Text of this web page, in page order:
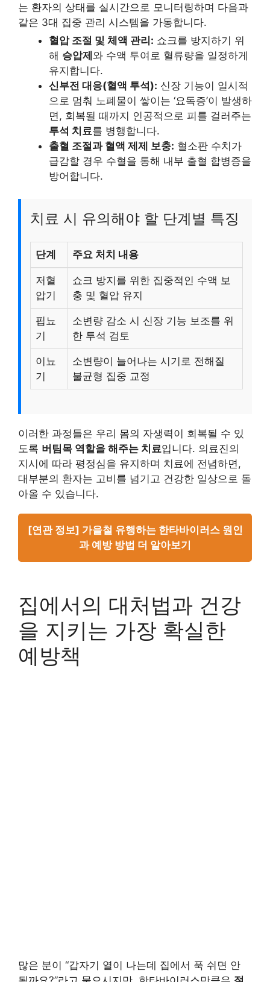
는 환자의 상태를 실시간으로 모니터링하며 다음과
같은 3대 집중 관리 시스템을 가동합니다.
혈압 조절 및 체액 관리: 쇼크를 방지하기 위
해 승압제와 수액 투여로 혈류량을 일정하게
유지합니다.
신부전 대응(혈액 투석): 신장 기능이 일시적
으로 멈춰 노폐물이 쌓이는 ‘요독증’이 발생하
면, 회복될 때까지 인공적으로 피를 걸러주는
투석 치료를 병행합니다.
출혈 조절과 혈액 제제 보충: 혈소판 수치가
급감할 경우 수혈을 통해 내부 출혈 합병증을
방어합니다.
치료 시 유의해야 할 단계별 특징
단계 주요 처치 내용
저혈
압기
쇼크 방지를 위한 집중적인 수액 보
충 및 혈압 유지
핍뇨
기
소변량 감소 시 신장 기능 보조를 위
한 투석 검토
이뇨
기
소변량이 늘어나는 시기로 전해질
불균형 집중 교정
이러한 과정들은 우리 몸의 자생력이 회복될 수 있
도록 버팀목 역할을 해주는 치료입니다. 의료진의
지시에 따라 평정심을 유지하며 치료에 전념하면,
대부분의 환자는 고비를 넘기고 건강한 일상으로 돌
아올 수 있습니다.
[연관 정보] 가을철 유행하는 한타바이러스 원인
과 예방 방법 더 알아보기
집에서의 대처법과 건강
을 지키는 가장 확실한
예방책
많은 분이 “갑자기 열이 나는데 집에서 푹 쉬면 안